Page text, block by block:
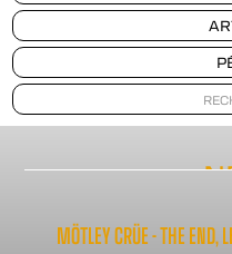
MÖTLEY CRÜE - THE END,